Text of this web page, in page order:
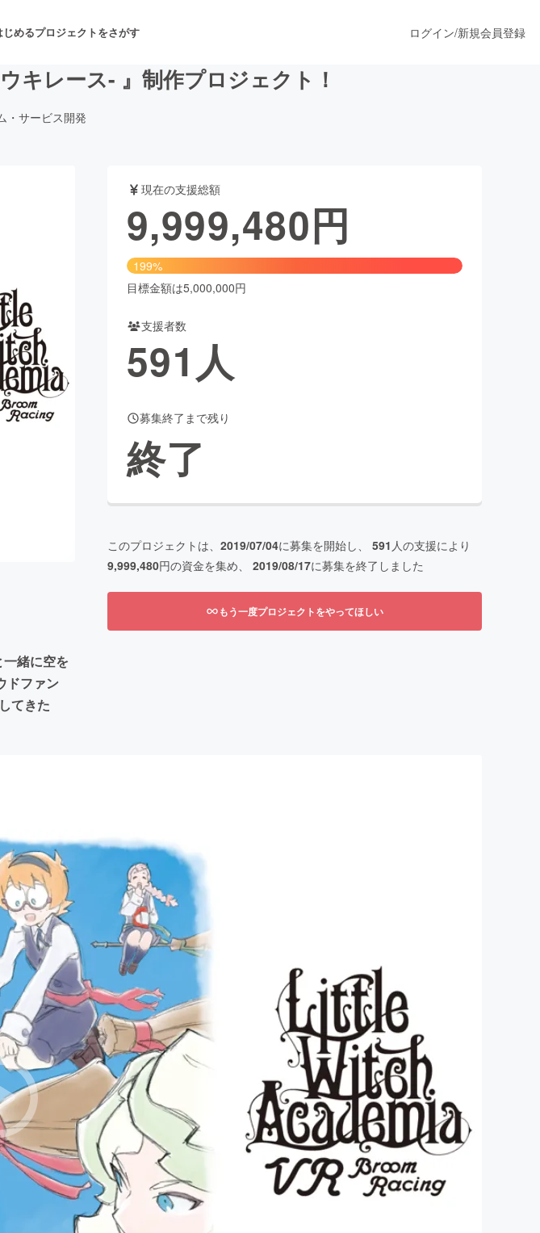
じめるプロジェクトをさがす
舞台・パフォーマンス
ファッション
ビューティー・ヘルスケア
CAMPFIRE Creation
ログイン/新規会員登録
キレース- 』制作プロジェクト！
・サービス開発
緒に空を
ドファン
てきた
現在の支援総額
9,999,480円
199%
目標金額は5,000,000円
支援者数
591人
募集終了まで残り
終了
このプロジェクトは、 2019/07/04に募集を開始し、 591 人の支援により
9,999,480円の資金を集め、 2019/08/17に募集を終了しました
もう一度プロジェクトをやってほしい